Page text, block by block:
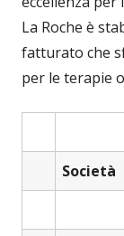
La Roche è
fatturato che
per le terapie
Società